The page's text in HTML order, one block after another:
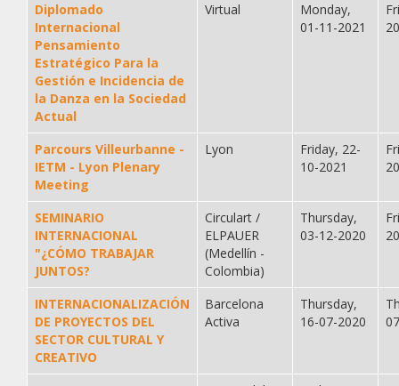
Diplomado
Internacional
Pensamiento
Estratégico Para la
Gestión e Incidencia de
la Danza en la Sociedad
Actual
Virtual
Monday,
01-11-2021
Parcours Villeurbanne -
IETM - Lyon Plenary
Meeting
Lyon
Friday, 22-
10-2021
SEMINARIO
INTERNACIONAL
"¿CÓMO TRABAJAR
JUNTOS?
Circulart /
ELPAUER
(Medellín -
Colombia)
Thursday,
03-12-2020
INTERNACIONALIZACIÓN
DE PROYECTOS DEL
SECTOR CULTURAL Y
CREATIVO
Barcelona
Activa
Thursday,
16-07-2020